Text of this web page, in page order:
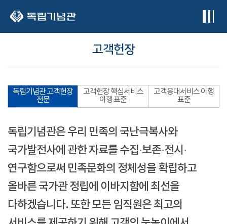
고객헌장
독립기념관 고객헌장
전문
고객헌장 핵심서비스
이행 표준
고객응대서비스 이행
표준
독립기념관은 우리 민족의 국난극복사와
국가발전사에 관한 자료를 수집·보존·전시·
연구함으로써 민족문화의 정체성을 확립하고
올바른 국가관 정립에 이바지함에 최선을
다하겠습니다. 또한 모든 임직원은 최고의